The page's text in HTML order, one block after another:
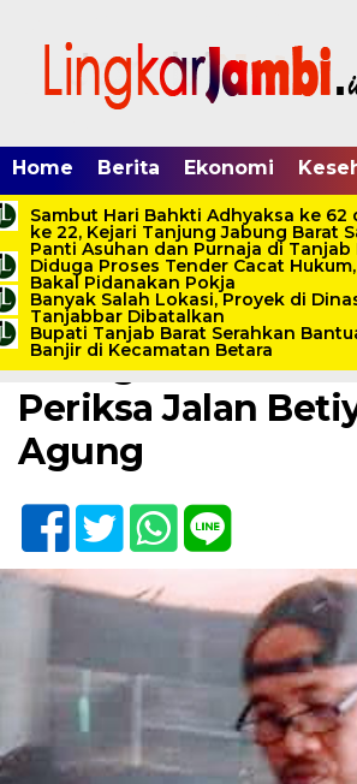
Home Berita Ekonomi
Sambut Hari Bahkti Adhyaksa ke 62
ke 22, Kejari Tanjung Jabung Barat
Panti Asuhan dan Purnaja di Tanjab
Diduga Proses Tender Cacat
Bakal Pidanakan Pokja
Banyak Salah Lokasi, Proyek di
Tanjabbar Dibatalkan
Bupati Tanjab Barat Serahkan
Banjir di Kecamatan Betara
Home /Berita/Ekonomi/Energi/Finansial/
Barat
Jumat, 10 Juni 2022 - 03:33 WIB
Penegak Hukum
Periksa Jalan
Agung